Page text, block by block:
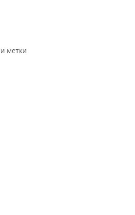
метки